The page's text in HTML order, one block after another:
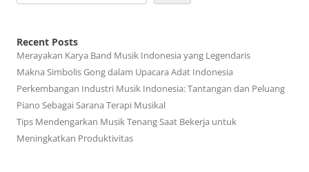
Recent Posts
Merayakan Karya Band Musik Indonesia yang Legendaris
Makna Simbolis Gong dalam Upacara Adat Indonesia
Perkembangan Industri Musik Indonesia: Tantangan dan Peluang
Piano Sebagai Sarana Terapi Musikal
Tips Mendengarkan Musik Tenang Saat Bekerja untuk
Meningkatkan Produktivitas